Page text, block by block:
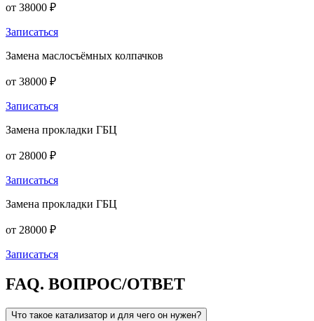
от 38000 ₽
Записаться
Замена маслосъёмных колпачков
от 38000 ₽
Записаться
Замена прокладки ГБЦ
от 28000 ₽
Записаться
Замена прокладки ГБЦ
от 28000 ₽
Записаться
FAQ. ВОПРОС/ОТВЕТ
Что такое катализатор и для чего он нужен?